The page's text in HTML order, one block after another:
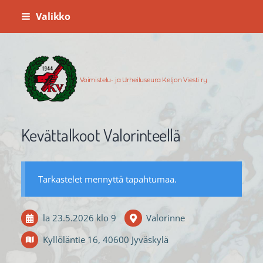
Siirry
Valikko
Voimistelu- ja Urheiluseura Keljon Viesti ry
Kevättalkoot Valorinteellä
Tarkastelet mennyttä tapahtumaa.
la 23.5.2026 klo 9
Valorinne
Kyllöläntie 16, 40600 Jyväskylä